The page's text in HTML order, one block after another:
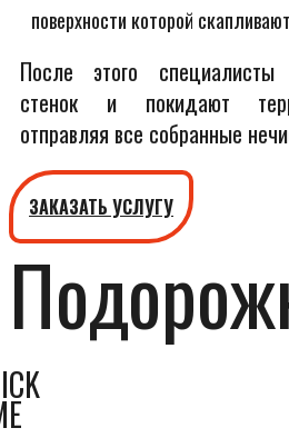
поверхности которой
После этого
стенок и покидают
отправляя все собранные
ЗАКАЗАТЬ УСЛУГУ